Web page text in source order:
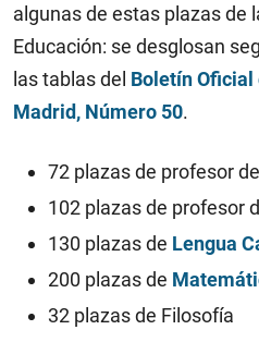
algunas de estas plazas de
Educación: se desglosan
las tablas del Boletín Oficial
Madrid, Número 50.
72 plazas de profesor de
102 plazas de profesor
130 plazas de Lengua
200 plazas de
32 plazas de Filosofía